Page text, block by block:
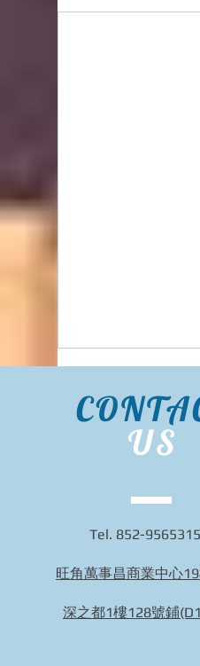
BIDHONGKONG -
US
Tel. 852-
旺角萬事昌商業中心
深之都1樓128號鋪